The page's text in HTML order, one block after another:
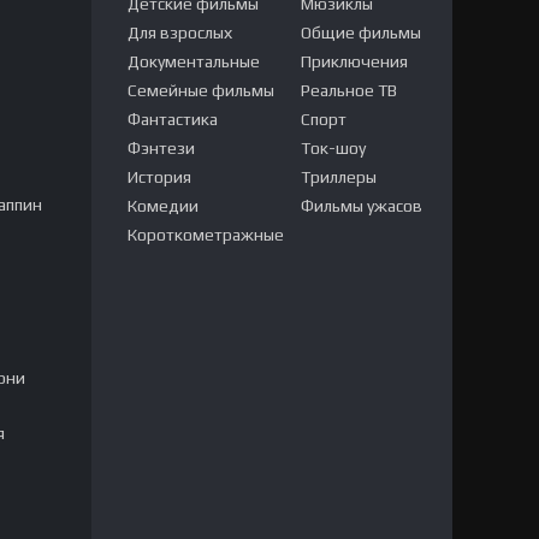
Для взрослых
Документальные
Семейные фильмы
Фантастика
Фэнтези
История
Комедии
Короткометражные
Общие фильмы
Приключения
Реальное ТВ
Спорт
Ток-шоу
Триллеры
Фильмы ужасов